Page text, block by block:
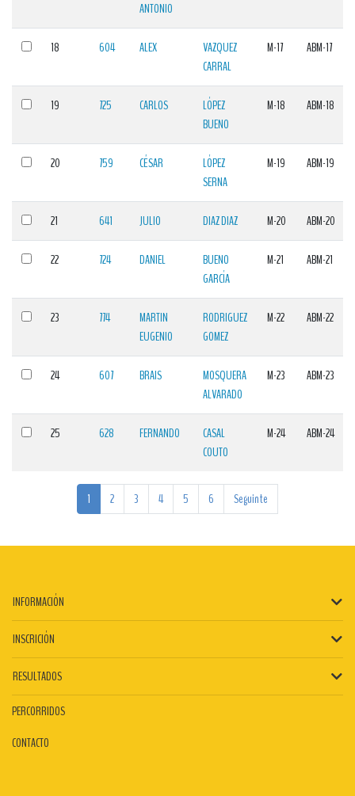
ANTONIO
18 604 ALEX
VAZQUEZ
CARRAL
M-17 ABM-17
19 725 CARLOS
LÓPEZ
BUENO
M-18 ABM-18
20 759 CÉSAR
LÓPEZ
SERNA
M-19 ABM-19
21 641 JULIO DIAZ DIAZ M-20 ABM-20
22 724 DANIEL
BUENO
GARCÍA
M-21 ABM-21
23 774
MARTIN
EUGENIO
RODRIGUEZ
GOMEZ
M-22 ABM-22
24 607 BRAIS
MOSQUERA
ALVARADO
M-23 ABM-23
25 628 FERNANDO
CASAL
COUTO
M-24 ABM-24
1 2 3 4 5 6 Seguinte
INFORMACIÓN
INSCRICIÓN
RESULTADOS
PERCORRIDOS
CONTACTO